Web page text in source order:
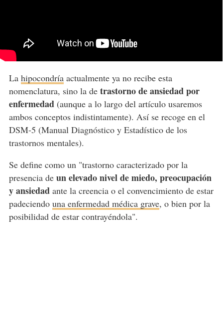
La hipocondríaactualmente ya no recibe esta
nomenclatura, sino la de trastorno de ansiedad por
enfermedad(aunque a lo largo del artículo usaremos
ambos conceptos indistintamente). Así se recoge en el
DSM-5 (Manual Diagnóstico y Estadístico de los
trastornos mentales).
Se define como un "trastorno caracterizado por la
presencia de un elevado nivel de miedo, preocupación
y ansiedadante la creencia o el convencimiento de estar
padeciendo una enfermedad médica grave, o bien por la
posibilidad de estar contrayéndola".